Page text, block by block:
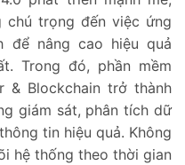
chú trọng đến việc ứng
để nâng cao hiệu quả
Trong đó, phần mềm
& Blockchain trở thành
giám sát, phân tích dữ
tin hiệu quả. Không
hệ thống theo thời gian